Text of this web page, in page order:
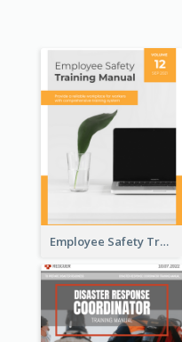
Employee Safety Training Manual